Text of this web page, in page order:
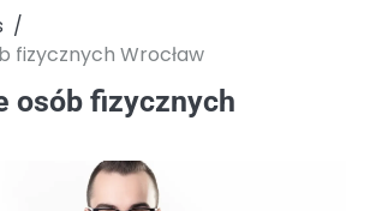
fizycznych Wrocław
osób fizycznych